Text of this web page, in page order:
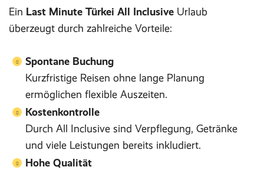
Ein Last Minute Türkei All Inclusive Urlaub
überzeugt durch zahlreiche Vorteile:
Spontane Buchung
Kurzfristige Reisen ohne lange Planung
ermöglichen flexible Auszeiten.
Kostenkontrolle
Durch All Inclusive sind Verpflegung, Getränke
und viele Leistungen bereits inkludiert.
Hohe Qualität